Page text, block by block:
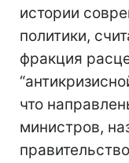
истории
политики,
фракция
что
министров,